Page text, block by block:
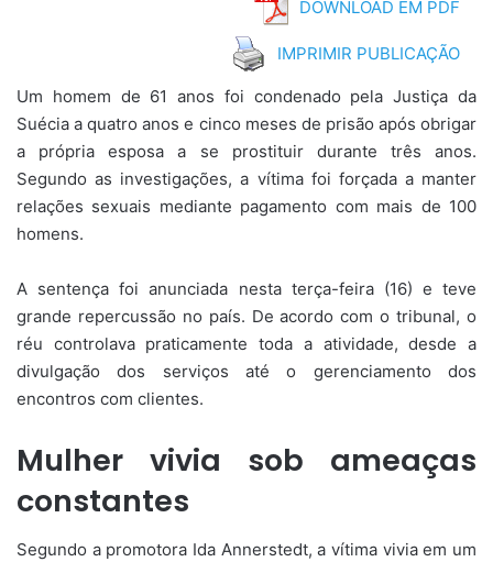
DOWNLOAD EM PDF
IMPRIMIR PUBLICAÇÃO
Um homem de 61 anos foi condenado pela Justiça da
Suécia a quatro anos e cinco meses de prisão após obrigar
a própria esposa a se prostituir durante três anos.
Segundo as investigações, a vítima foi forçada a manter
relações sexuais mediante pagamento com mais de 100
homens.
A sentença foi anunciada nesta terça-feira (16) e teve
grande repercussão no país. De acordo com o tribunal, o
réu controlava praticamente toda a atividade, desde a
divulgação dos serviços até o gerenciamento dos
encontros com clientes.
Mulher vivia sob ameaças
constantes
Segundo a promotora Ida Annerstedt, a vítima vivia em um